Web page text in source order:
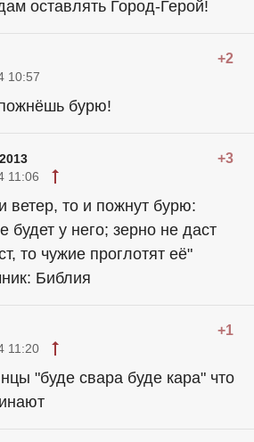
оставлять Город-Герой!
+2
10:57
бурю!
+3
11:06
ветер, то и пожнут бурю:
будет у него; зерно не даст
то чужие проглотят её"
Библия
+1
11:20
"буде свара буде кара" что